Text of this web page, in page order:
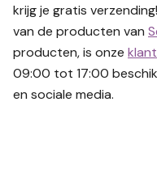
krijg je gratis
van de producten van
producten, is onze
09:00 tot 17:00
en sociale media.